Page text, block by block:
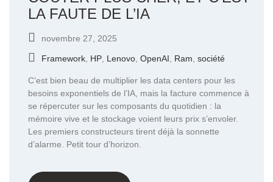
LA FAUTE DE L’IA
novembre 27, 2025
Framework, HP, Lenovo, OpenAI, Ram, société
C’est bien beau de multiplier les data centers pour les
besoins exponentiels de l’IA, mais la facture commence à
se répercuter sur les composants du quotidien : la
mémoire vive et le stockage voient leurs prix s’envoler.
Les premiers constructeurs tirent déjà la sonnette
d’alarme. Petit tour d’horizon.